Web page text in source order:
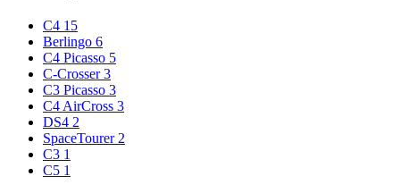
C4 15
Berlingo 6
C4 Picasso 5
C-Crosser 3
C3 Picasso 3
C4 AirCross 3
DS4 2
SpaceTourer 2
C3 1
C5 1